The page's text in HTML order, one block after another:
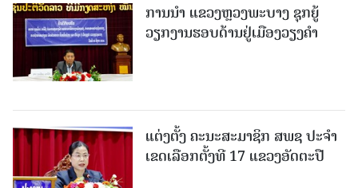
ການນຳ ແຂວງຫຼວງພະບາງ ຊຸກຍູ້
ວຽກງານຮອບດ້ານຢູ່ເມືອງວຽງຄໍາ
ແຕ່ງຕັ້ງ ຄະນະສະມາຊິກ ສພຊ ປະຈຳ
ເຂດເລືອກຕັ້ງທີ 17 ແຂວງອັດຕະປື